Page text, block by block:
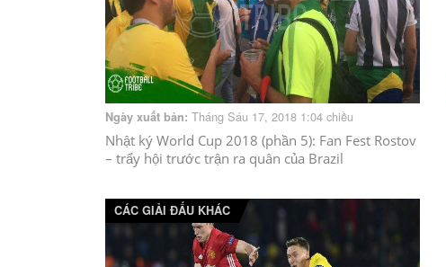
Ngày xuất bản: Tháng Sáu 17, 2018 1:04 chiều
Nhật ký World Cup 2018 (phần 5): Fan Fest Rostov
– trẩy hội trước trận ra quân của Brazil
CÁC GIẢI ĐẤU KHÁC